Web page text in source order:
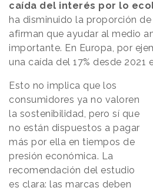
caída del interés por lo
ha disminuido la proporción
afirman que ayudar al medio
importante. En Europa, por
una caída del 17% desde 2021
Esto no implica que los
consumidores ya no valoren
la sostenibilidad, pero sí que
no están dispuestos a pagar
más por ella en tiempos de
presión económica. La
recomendación del estudio
es clara: las marcas deben